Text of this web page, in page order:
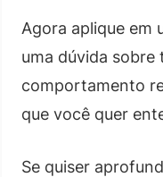
Agora aplique em
uma dúvida sobre
comportamento
que você quer
Se quiser